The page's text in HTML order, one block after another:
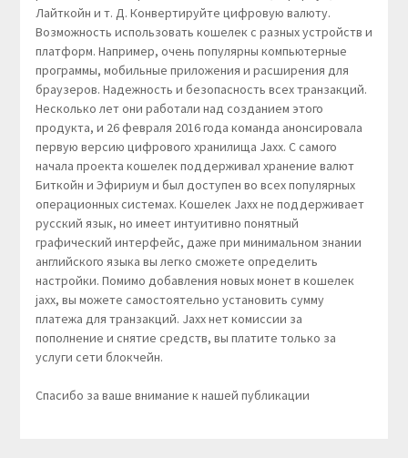
Лайткойн и т. Д. Конвертируйте цифровую валюту.
Возможность использовать кошелек с разных устройств и
платформ. Например, очень популярны компьютерные
программы, мобильные приложения и расширения для
браузеров. Надежность и безопасность всех транзакций.
Несколько лет они работали над созданием этого
продукта, и 26 февраля 2016 года команда анонсировала
первую версию цифрового хранилища Jaxx. С самого
начала проекта кошелек поддерживал хранение валют
Биткойн и Эфириум и был доступен во всех популярных
операционных системах. Кошелек Jaxx не поддерживает
русский язык, но имеет интуитивно понятный
графический интерфейс, даже при минимальном знании
английского языка вы легко сможете определить
настройки. Помимо добавления новых монет в кошелек
jaxx, вы можете самостоятельно установить сумму
платежа для транзакций. Jaxx нет комиссии за
пополнение и снятие средств, вы платите только за
услуги сети блокчейн.
Спасибо за ваше внимание к нашей публикации